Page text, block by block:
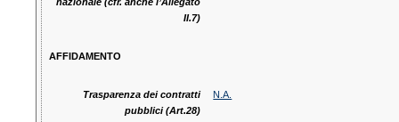
II.7)
AFFIDAMENTO
Trasparenza dei contratti
pubblici (Art.28)
N.A.